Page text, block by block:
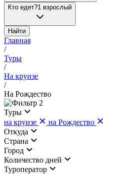
Кто едет?1 взрослый
Найти
Главная
/
Туры
/
На круизе
/
На Рождество
2
Туры
на круизе
на Рождество
Откуда
Страна
Город
Количество дней
Туроператор